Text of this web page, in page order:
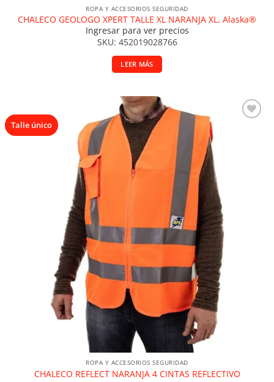
ROPA Y ACCESORIOS SEGURIDAD
CHALECO GEOLOGO XPERT TALLE XL NARANJA XL. Alaska®
Ingresar para ver precios
SKU: 452019028766
LEER MÁS
Talle único
ROPA Y ACCESORIOS SEGURIDAD
CHALECO REFLECT NARANJA 4 CINTAS REFLECTIVO